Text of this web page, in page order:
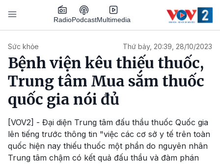
Nhảy đến nội dung
RadioPodcastMultimedia
Sức khỏe Thứ bảy, 20:39, 28/10/2023
Bệnh viện kêu thiếu thuốc,
Trung tâm Mua sắm thuốc
quốc gia nói đủ
[VOV2] - Đại diện Trung tâm đấu thầu thuốc Quốc gia
lên tiếng trước thông tin "việc các cơ sở y tế trên toàn
quốc hiện nay thiếu thuốc một phần do nguyên nhân
Trung tâm chậm có kết quả đấu thầu và đàm phán